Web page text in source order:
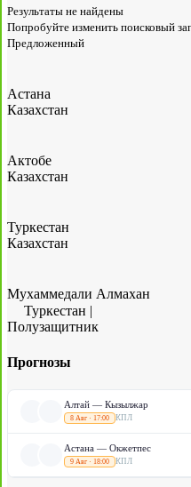
Результаты не найдены
Попробуйте изменить поисковый
Предложенный
Астана
Казахстан
Актобе
Казахстан
Туркестан
Казахстан
Мухаммедали Алмахан
Туркестан |
Полузащитник
Прогнозы
Алтай — Кызылжар
8 Авг · 17:00 КПЛ
Астана — Окжетпес
9 Авг · 18:00 КПЛ